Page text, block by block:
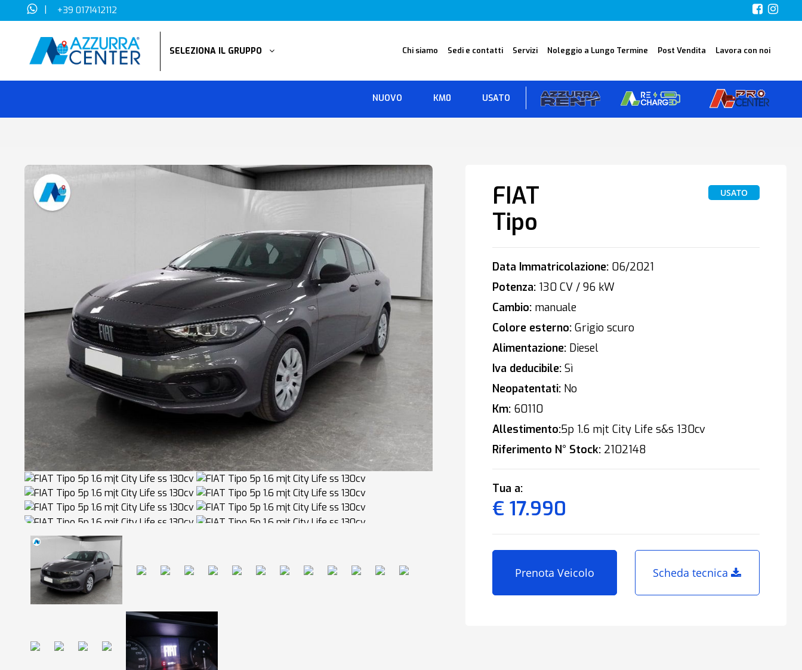
| +39 0171412112
SELEZIONA IL GRUPPO Chi siamo Sedi e contatti Servizi Noleggio a Lungo Termine Post Vendita Lavora con noi
NUOVO KM0 USATO
FIAT
Tipo
USATO
Data Immatricolazione:06/2021
Potenza:130 CV / 96 kW
Cambio:manuale
Colore esterno:Grigio scuro
Alimentazione:Diesel
Iva deducibile:Sì
Neopatentati:No
Km:60110
Allestimento:5p 1.6 mjt City Life s&s 130cv
Riferimento N° Stock:2102148
Tua a:
€ 17.990
Prenota Veicolo Scheda tecnica